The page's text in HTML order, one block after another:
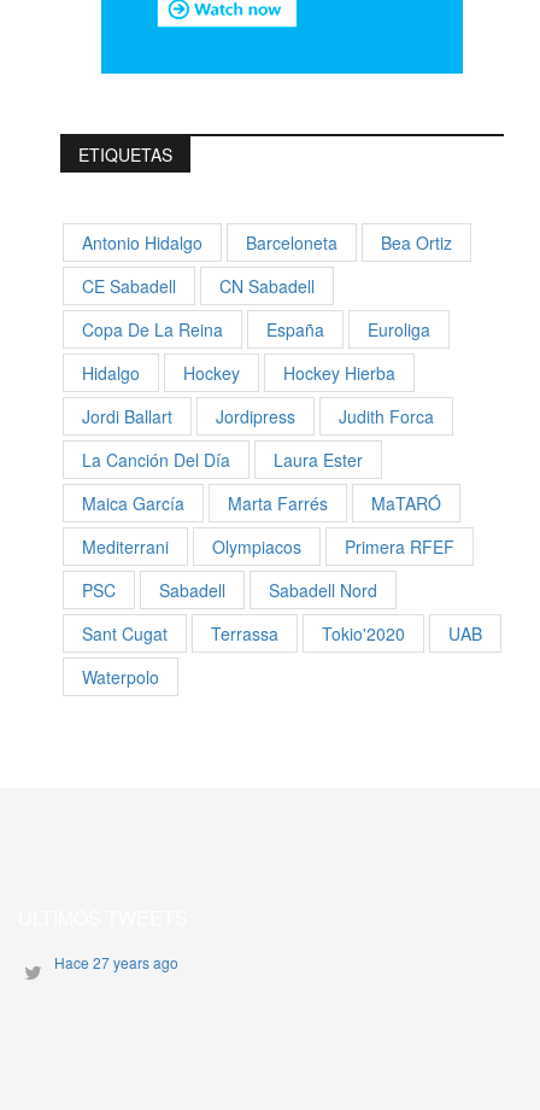
ETIQUETAS
Antonio Hidalgo Barceloneta
Bea Ortiz
CE Sabadell
CN Sabadell
Copa De La Reina
España
Euroliga
Hidalgo
Hockey
Hockey Hierba
Jordi Ballart
Jordipress
Judith Forca
La Canción Del Día
Laura Ester
Maica García
Marta Farrés
MaTARÓ
Mediterrani
Olympiacos
Primera RFEF
PSC
Sabadell
Sabadell Nord
Sant Cugat
Terrassa Tokio'2020
UAB
Waterpolo
Hace 27 years ago